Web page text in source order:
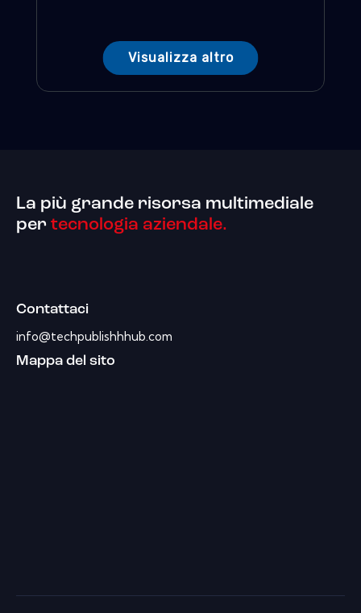
Visualizza altro
La più grande risorsa multimediale
per tecnologia aziendale.
Contattaci
info@techpublishhhub.com
Mappa del sito